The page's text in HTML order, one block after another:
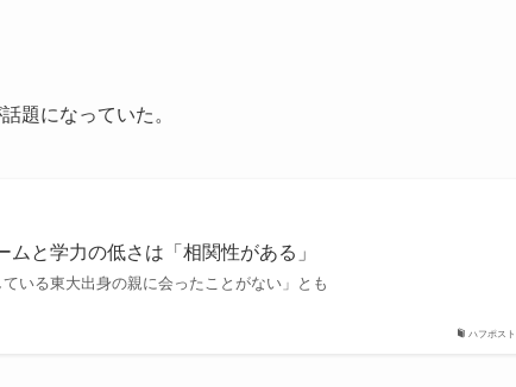
題になっていた。
ハフポスト
ムと学力の低さは「相関性がある」
ている東大出身の親に会ったことがない」とも